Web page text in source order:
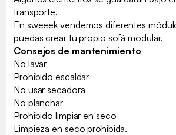
transporte.
En sweeek vendemos diferentes
puedas crear tu propio sofá modular.
Consejos de mantenimiento
No lavar
Prohibido escaldar
No usar secadora
No planchar
Prohibido limpiar en seco
Limpieza en seco prohibida.